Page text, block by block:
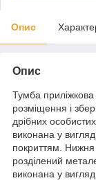
Опис
Опис
Тумба
розміщення і
дрібних
виконана у
покриттям.
розділений
виконана у